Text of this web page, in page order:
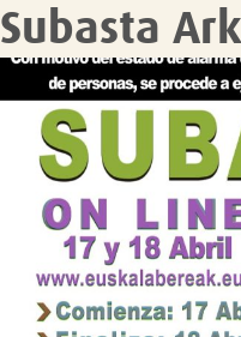
Guía transparencia
Servicios ganadería 
Servicios agricultura
Entidades asociadas
Subasta